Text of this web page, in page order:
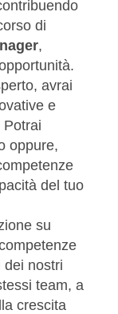
di
,
avrai
e
oppure,
del tuo
su
dei nostri
team, a
crescita